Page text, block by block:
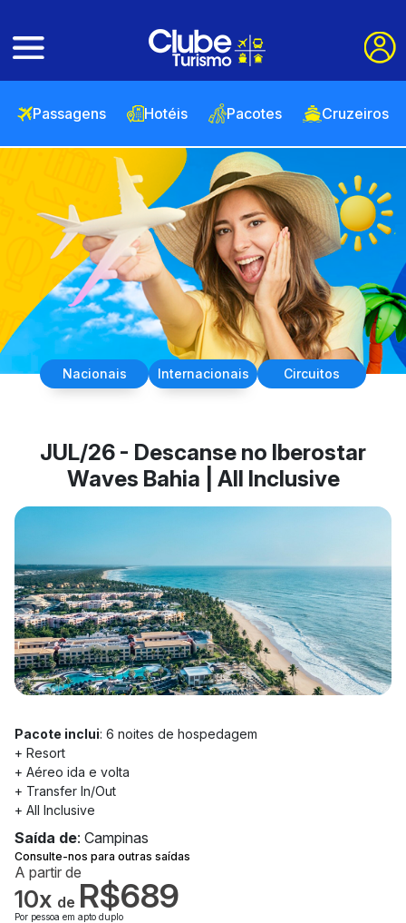
Passagens Hotéis Pacotes Cruzeiros
Nacionais Internacionais Circuitos
JUL/26 - Descanse no Iberostar
Waves Bahia | All Inclusive
Pacote inclui: 6 noites de hospedagem
+ Resort
+ Aéreo ida e volta
+ Transfer In/Out
+ All Inclusive
Saída de: Campinas
Consulte-nos para outras saídas
A partir de
10x de R$689
Por pessoa em apto duplo